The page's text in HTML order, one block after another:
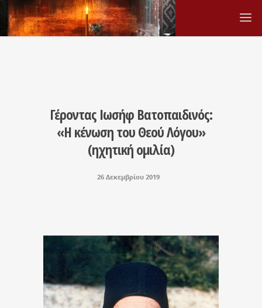
Γέροντας Ιωσήφ Βατοπαιδινός:
«Η κένωση του Θεού Λόγου»
(ηχητική ομιλία)
26 Δεκεμβρίου 2019